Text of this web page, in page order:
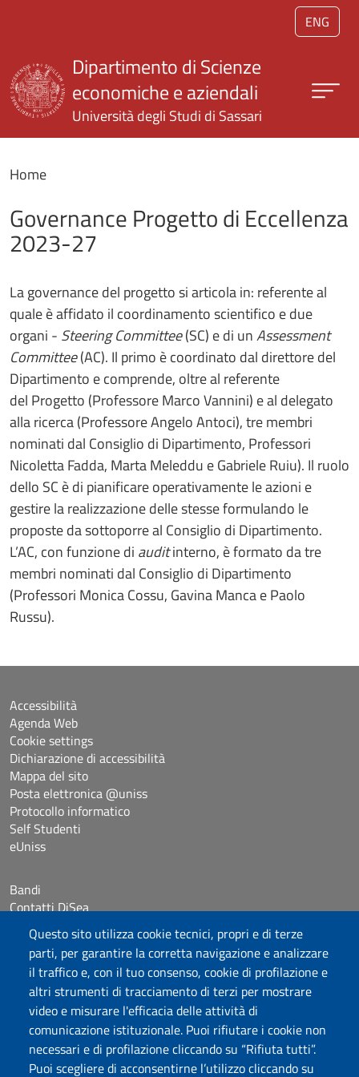
Salta al contenuto principale
ENG
Questo sito utilizza cookie tecnici, propri e di terze
parti, per garantire la corretta navigazione e analizzare
il traffico e, con il tuo consenso, cookie di profilazione e
altri strumenti di tracciamento di terzi per mostrare
video e misurare l'efficacia delle attività di
comunicazione istituzionale. Puoi rifiutare i cookie non
necessari e di profilazione cliccando su “Rifiuta tutti”.
Puoi scegliere di acconsentirne l’utilizzo cliccando su
Dipartimento di Scienze
economiche e aziendali
Università degli Studi di Sassari
Home
Governance Progetto di Eccellenza
2023-27
La governance del progetto si articola in: referente al
quale è affidato il coordinamento scientifico e due
organi - Steering Committee(SC) e di unAssessment
Committee(AC). Il primo è coordinato dal direttore del
Dipartimento e comprende, oltre al referente
del Progetto (Professore Marco Vannini) e al delegato
alla ricerca (Professore Angelo Antoci), tre membri
nominati dal Consiglio di Dipartimento, Professori
Nicoletta Fadda, Marta Meleddu e Gabriele Ruiu). Il ruolo
dello SC è di pianificare operativamente le azioni e
gestire la realizzazione delle stesse formulando le
proposte da sottoporre al Consiglio di Dipartimento.
L’AC, con funzione di auditinterno, è formato da tre
membri nominati dal Consiglio di Dipartimento
(Professori Monica Cossu, Gavina Manca e Paolo
Russu).
Università degli Studi di Sassari
Dipartimento di Scienze Economiche e Aziendali
Via Muroni 25, 07100 Sassari
Accessibilità
Agenda Web
Cookie settings
Dichiarazione di accessibilità
Mappa del sito
Posta elettronica @uniss
Protocollo informatico
Self Studenti
eUniss
Bandi
Contatti DiSea
Occupazione giornaliera aule
Prenotazione Sala riunioni
Seguici su